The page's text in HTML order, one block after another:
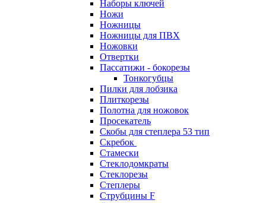
Наборы ключей
Ножи
Ножницы
Ножницы для ПВХ
Ножовки
Отвертки
Пассатижи - бокорезы
Тонкогубцы
Пилки для лобзика
Плиткорезы
Полотна для ножовок
Просекатель
Скобы для степлера 53 тип
Скребок
Стамески
Стеклодомкраты
Стеклорезы
Степлеры
Струбцины F